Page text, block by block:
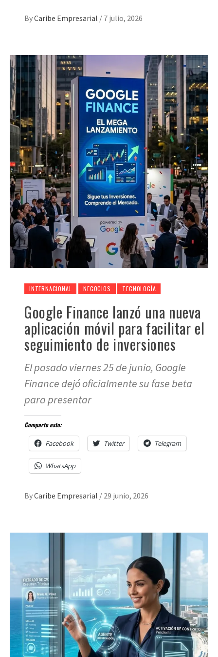
ByCaribe Empresarial / 7 julio, 2026
INTERNACIONAL NEGOCIOS TECNOLOGÍA
Google Finance lanzó una nueva
aplicación móvil para facilitar el
seguimiento de inversiones
El pasado viernes 25 de junio, Google
Finance dejó oficialmente su fase beta
para presentar
Comparte esto:
Facebook Twitter Telegram
WhatsApp
ByCaribe Empresarial / 29 junio, 2026